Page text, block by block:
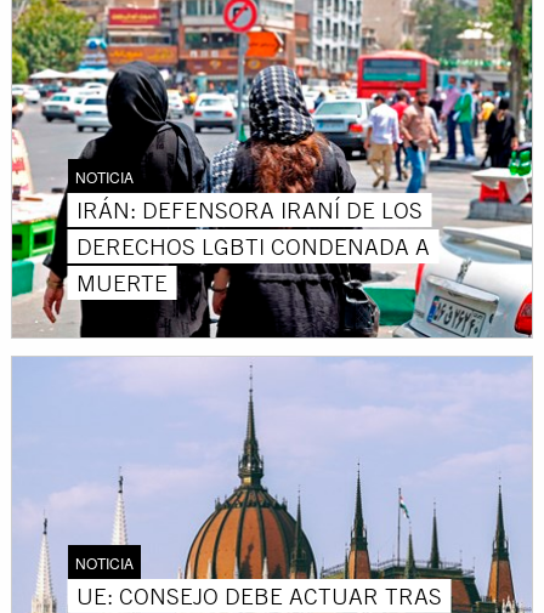
NOTICIA
IRÁN: DEFENSORA IRANÍ DE LOS
DERECHOS LGBTI CONDENADA A
MUERTE
NOTICIA
UE: CONSEJO DEBE ACTUAR TRAS